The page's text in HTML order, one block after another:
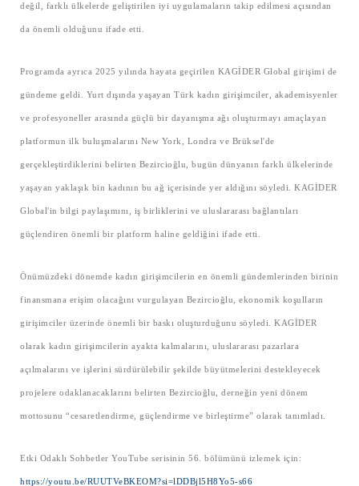
değil, farklı ülkelerde geliştirilen iyi uygulamaların takip edilmesi açısından
da önemli olduğunu ifade etti.
Programda ayrıca 2025 yılında hayata geçirilen KAGİDER Global girişimi de
gündeme geldi. Yurt dışında yaşayan Türk kadın girişimciler, akademisyenler
ve profesyoneller arasında güçlü bir dayanışma ağı oluşturmayı amaçlayan
platformun ilk buluşmalarını New York, Londra ve Brüksel'de
gerçekleştirdiklerini belirten Bezircioğlu, bugün dünyanın farklı ülkelerinde
yaşayan yaklaşık bin kadının bu ağ içerisinde yer aldığını söyledi. KAGİDER
Global'in bilgi paylaşımını, iş birliklerini ve uluslararası bağlantıları
güçlendiren önemli bir platform haline geldiğini ifade etti.
Önümüzdeki dönemde kadın girişimcilerin en önemli gündemlerinden birinin
finansmana erişim olacağını vurgulayan Bezircioğlu, ekonomik koşulların
girişimciler üzerinde önemli bir baskı oluşturduğunu söyledi. KAGİDER
olarak kadın girişimcilerin ayakta kalmalarını, uluslararası pazarlara
açılmalarını ve işlerini sürdürülebilir şekilde büyütmelerini destekleyecek
projelere odaklanacaklarını belirten Bezircioğlu, derneğin yeni dönem
mottosunu “cesaretlendirme, güçlendirme ve birleştirme” olarak tanımladı.
Etki Odaklı Sohbetler YouTube serisinin 56. bölümünü izlemek için:
https://youtu.be/RUUTVeBKEOM?si=lDDBjl5H8Yo5-s66